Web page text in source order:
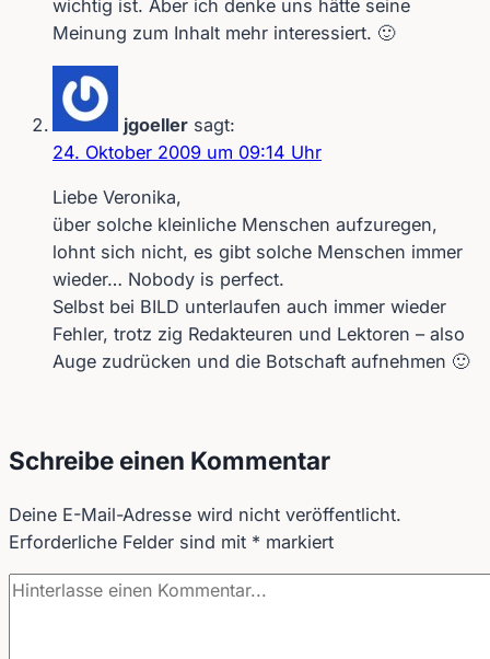
wichtig ist. Aber ich denke uns hätte seine
Meinung zum Inhalt mehr interessiert. 🙂
jgoeller sagt:
24. Oktober 2009 um 09:14 Uhr
Liebe Veronika,
über solche kleinliche Menschen aufzuregen,
lohnt sich nicht, es gibt solche Menschen immer
wieder… Nobody is perfect.
Selbst bei BILD unterlaufen auch immer wieder
Fehler, trotz zig Redakteuren und Lektoren – also
Auge zudrücken und die Botschaft aufnehmen 🙂
Schreibe einen Kommentar
Deine E-Mail-Adresse wird nicht veröffentlicht.
Erforderliche Felder sind mit * markiert